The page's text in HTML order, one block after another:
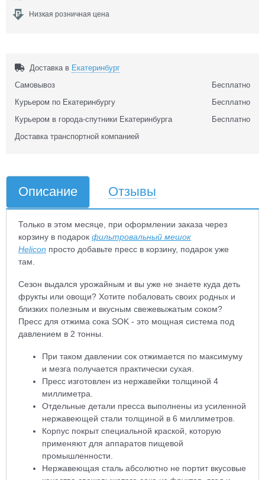
Низкая розничная цена
Доставка в Екатеринбург
Самовывоз
Бесплатно
Курьером по Екатеринбургу
Бесплатно
Курьером в города-спутники Екатеринбурга
Бесплатно
Доставка транспортной компанией
Описание Отзывы
Только в этом месяце, при оформлении заказа через
корзину в подарок фильтровальный мешок
Helicon просто добавьте пресс в корзину, подарок уже
там.
Сезон выдался урожайным и вы уже не знаете куда деть
фрукты или овощи? Хотите побаловать своих родных и
близких полезным и вкусным свежевыжатым соком?
Пресс для отжима сока SOK - это мощная система под
давлением в 2 тонны.
При таком давлении сок отжимается по максимуму
и мезга получается практически сухая.
Пресс изготовлен из нержавейки толщиной 4
миллиметра.
Отдельные детали пресса выполнены из усиленной
нержавеющей стали толщиной в 6 миллиметров.
Корпус покрыт специальной краской, которую
применяют для аппаратов пищевой
промышленности.
Нержавеющая сталь абсолютно не портит вкусовые